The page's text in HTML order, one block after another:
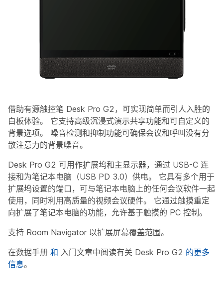
借助有源触控笔 Desk Pro G2，可实现简单而引人入胜的
白板体验。 它支持高级沉浸式演示共享功能和可自定义的
背景选项。 噪音检测和抑制功能可确保会议和呼叫没有分
散注意力的背景噪音。
Desk Pro G2 可用作扩展坞和主显示器，通过 USB-C 连
接和为笔记本电脑（USB PD 3.0）供电。 它具有多个用于
扩展坞设置的端口，可与笔记本电脑上的任何会议软件一起
使用，同时利用高质量的视频会议硬件。 它通过触摸重定
向扩展了笔记本电脑的功能，允许基于触摸的 PC 控制。
支持 Room Navigator 以扩展屏幕覆盖范围。
在数据手册 和 入门文章中阅读有关 Desk Pro G2 的更多
信息。